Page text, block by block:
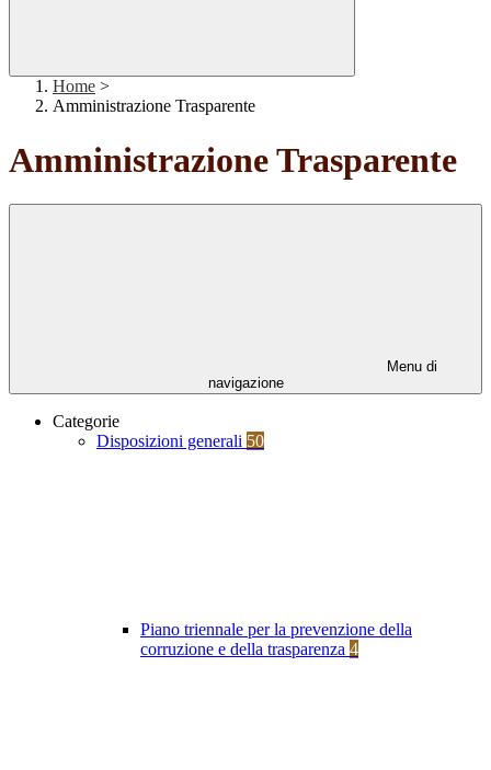
Home >
Amministrazione Trasparente
Amministrazione Trasparente
Menu di
navigazione
Categorie
Disposizioni generali 50
Piano triennale per la prevenzione della
corruzione e della trasparenza 4